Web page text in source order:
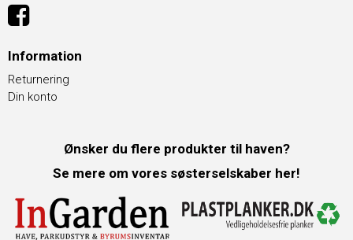
Information
Returnering
Din konto
Ønsker du flere produkter til haven?
Se mere om vores søsterselskaber her!